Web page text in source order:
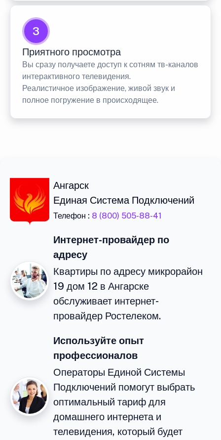
3
Приятного просмотра
Вы сразу получаете доступ к сотням тв-каналов
интерактивного телевидения.
Реалистичное изображение, живой звук и
полное погружение в происходящее.
Ангарск
Единая Система Подключений
Телефон : 8 (800) 505-88-41
Интернет-провайдер по
адресу
Квартиры по адресу микрорайон
19 дом 12 в Ангарске
обслуживает интернет-
провайдер Ростелеком.
Используйте опыт
профессионалов
Операторы Единой Системы
Подключений помогут выбрать
оптимальный тариф для
домашнего интернета и
телевидения, который будет